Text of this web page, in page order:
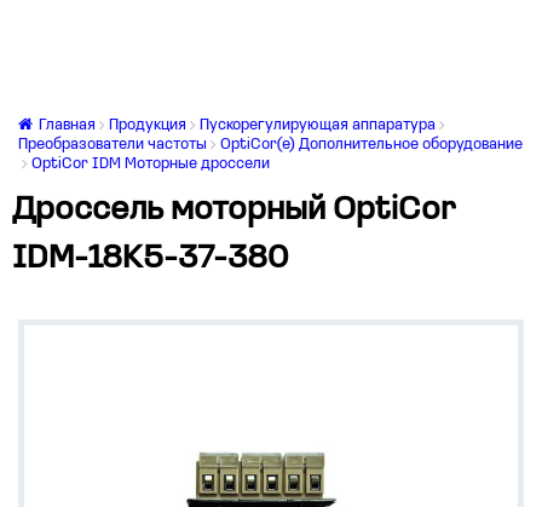
Главная Продукция
Пускорегулирующая аппаратура
Преобразователи частоты
OptiCor(e) Дополнительное оборудование
OptiCor IDM Моторные дроссели
Дроссель моторный OptiCor
IDM-18K5-37-380